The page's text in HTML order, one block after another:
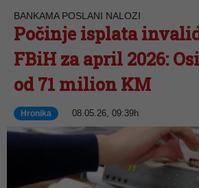
BANKAMA POSLANI NALOZI
Počinje isplata
FBiH za april 2026:
od 71 milion KM
Hronika 08.05.26, 09:39h